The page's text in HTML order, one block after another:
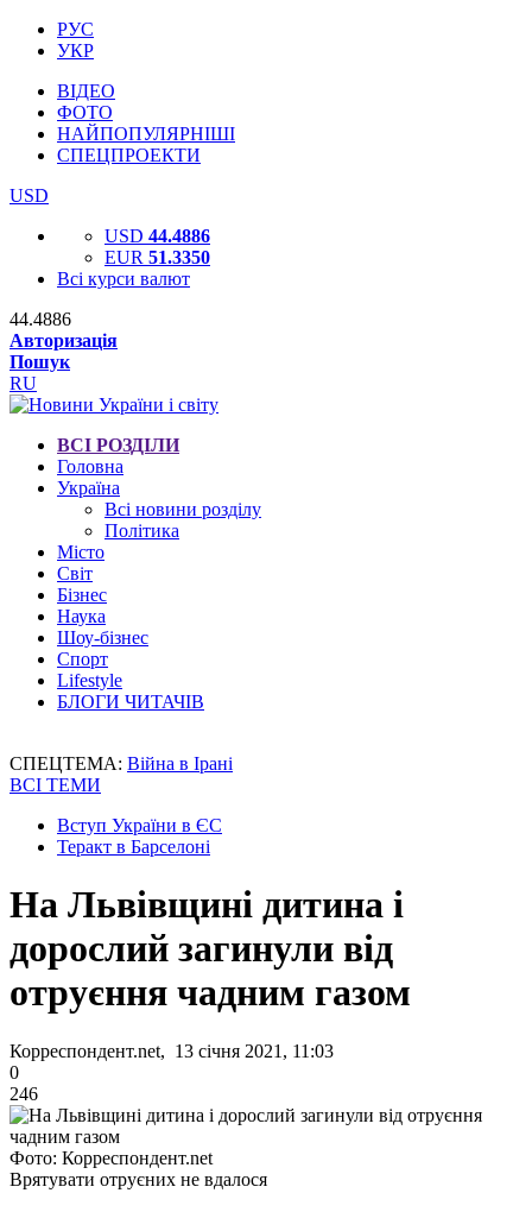
РУС
УКР
ВІДЕО
ФОТО
НАЙПОПУЛЯРНІШІ
СПЕЦПРОЕКТИ
USD
USD 44.4886
EUR 51.3350
Всі курси валют
44.4886
Авторизація
Пошук
RU
ВСІ РОЗДІЛИ
Головна
Україна
Всі новини розділу
Політика
Місто
Світ
Бізнес
Наука
Шоу-бізнес
Спорт
Lifestyle
БЛОГИ ЧИТАЧІВ
СПЕЦТЕМА: Війна в Ірані
ВСІ ТЕМИ
Вступ України в ЄС
Теракт в Барселоні
На Львівщині дитина і
дорослий загинули від
отруєння чадним газом
Корреспондент.net, 13 січня 2021, 11:03
0
246
Фото: Корреспондент.net
Врятувати отруєних не вдалося